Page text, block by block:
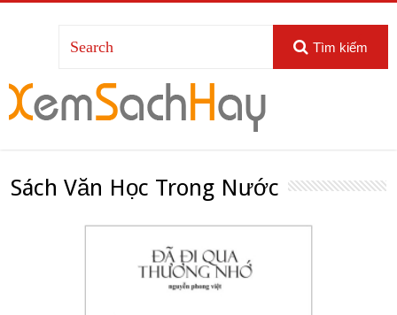
Tìm kiếm
Sách Văn Học Trong Nước